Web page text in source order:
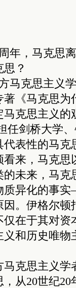
，马克思
？
克思主义学
《马克思为
克思主义的
剑桥大学、
表性的马克
来，马克思
未来，马克
质异化的事
。伊格尔顿
在于其对资
和历史唯物
克思主义学
从20世纪